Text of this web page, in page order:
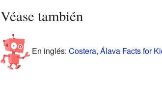
Véase también
En inglés: Costera, Álava Facts for